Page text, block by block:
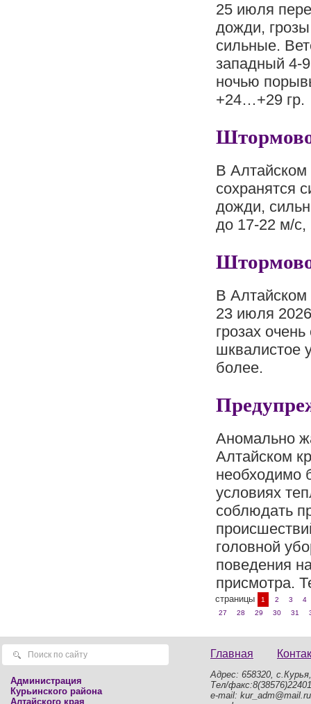
25 июля
дожди,
сильные.
западный 4-
ночью
+24…+29 гр.
В Алтайском
сохранятся
дожди,
до 17‑22 м/
В
23 июля
грозах
шквалистое
более.
Аномально
Алтайском
необходимо
условиях
соблюдать
головной
поведения
присмотра.
страницы 1 2 3
4
27
28 29 30 31
Администрация
Курьинского района
Алтайского края
Главная
Адрес: 658320,
Тел/факс:8(38576)22401
e-mail: kur_adm@mail.ru